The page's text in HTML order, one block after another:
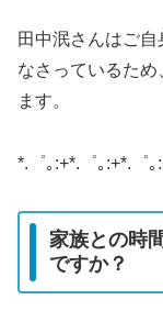
田中泯さんはご
なさっているた
ます。
*.゜｡:+*.゜｡:+*.゜｡
家族との時
ですか？